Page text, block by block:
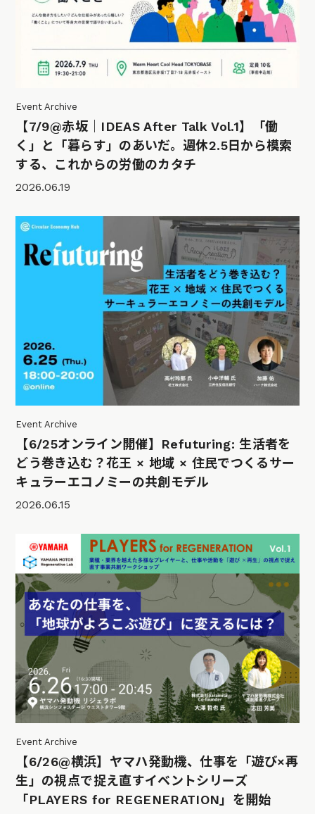
Event Archive
【7/9@赤坂｜IDEAS After Talk Vol.1】「働
く」と「暮らす」のあいだ。週休2.5日から模索
する、これからの労働のカタチ
2026.06.19
Event Archive
【6/25オンライン開催】Refuturing: 生活者を
どう巻き込む？花王 × 地域 × 住民でつくるサー
キュラーエコノミーの共創モデル
2026.06.15
Event Archive
【6/26@横浜】ヤマハ発動機、仕事を「遊び×再
生」の視点で捉え直すイベントシリーズ
「PLAYERS for REGENERATION」を開始